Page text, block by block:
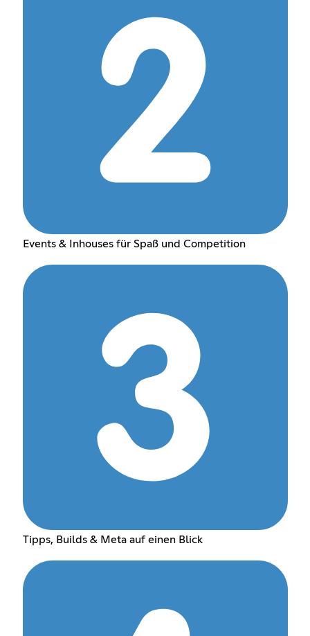
Events & Inhouses für Spaß und Competition
Tipps, Builds & Meta auf einen Blick